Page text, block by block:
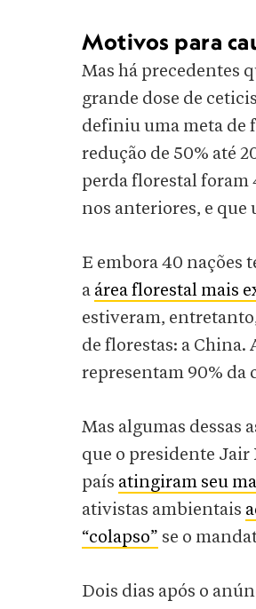
Motivos para
Mas há precedentes
grande dose de
definiu uma meta de
redução de 50% até
perda florestal foram
nos anteriores, e
E embora 40 nações
a área florestal mais
estiveram,
de florestas: a China.
representam 90% da
Mas algumas dessas
que o presidente Jair
país atingiram seu
ativistas ambientais
“colapso” se o
Dois dias após o